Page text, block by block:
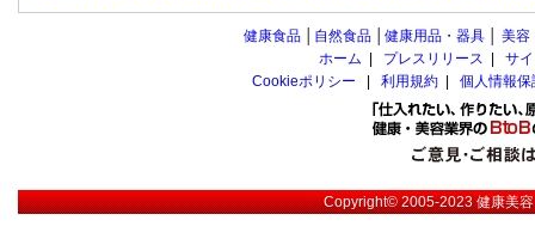
健康食品 自然食品 健康用品・器具 美容
ホーム
プレスリリース
サ
Cookieポリシー
利用規約 個人情報
Copyright© 2005-2023健康美